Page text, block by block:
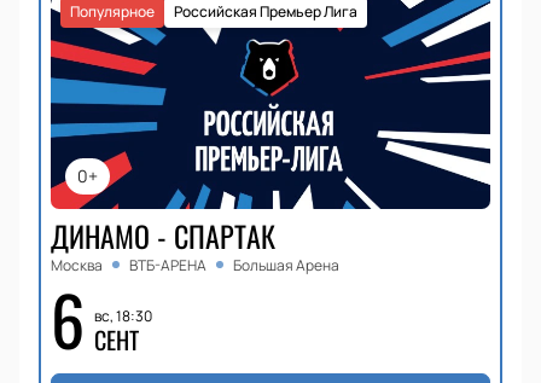
0+
Российская Премьер Лига
Популярное
ДИНАМО - СПАРТАК
Москва ВТБ-АРЕНА Большая Арена
6 вс, 18:30
СЕНТ